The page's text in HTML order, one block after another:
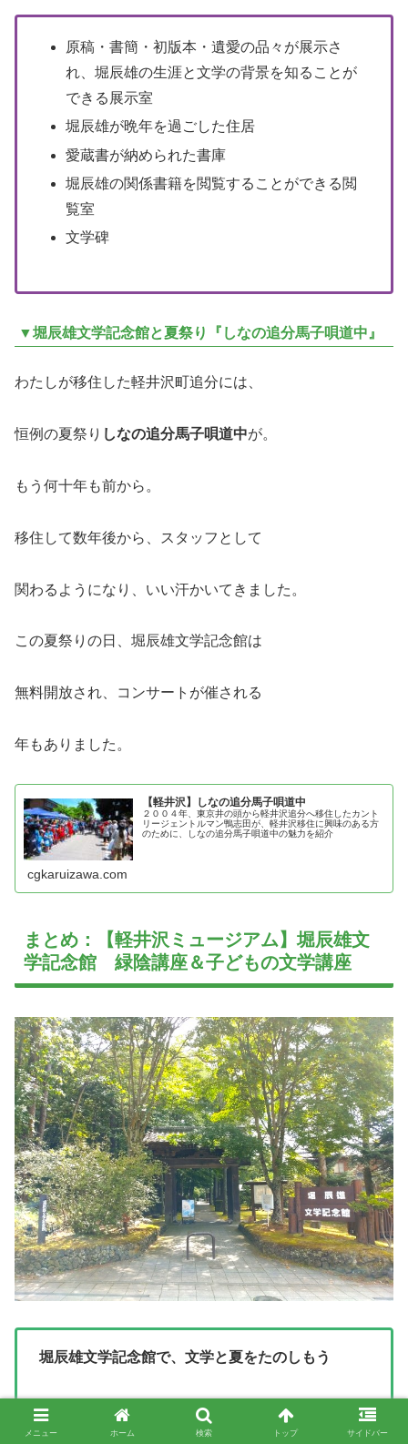
原稿・書簡・初版本・遺愛の品々が展示さ
れ、堀辰雄の生涯と文学の背景を知ることが
できる展示室
堀辰雄が晩年を過ごした住居
愛蔵書が納められた書庫
堀辰雄の関係書籍を閲覧することができる閲
覧室
文学碑
▼堀辰雄文学記念館と夏祭り『しなの追分馬子唄道中』
わたしが移住した軽井沢町追分には、
恒例の夏祭り しなの追分馬子唄道中が。
もう何十年も前から。
移住して数年後から、スタッフとして
関わるようになり、いい汗かいてきました。
この夏祭りの日、堀辰雄文学記念館は
無料開放され、コンサートが催される
年もありました。
【軽井沢】しなの追分馬子唄道中
２００４年、東京井の頭から軽井沢追分へ移住したカント
リージェントルマン鴨志田が、軽井沢移住に興味のある方
のために、しなの追分馬子唄道中の魅力を紹介
cgkaruizawa.com
まとめ：【軽井沢ミュージアム】堀辰雄文
学記念館 緑陰講座＆子どもの文学講座
堀辰雄文学記念館で、文学と夏をたのしもう
軽井沢・追分の静かな森の中に佇む「堀辰雄文学
記念館
」では、この夏、文学に親しむ２つの講座
メニュー ホーム 検索 トップ サイドバー